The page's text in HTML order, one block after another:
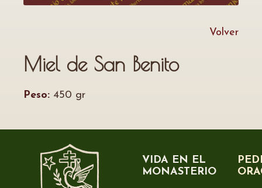
Volver
Miel de San Benito
Peso: 450 gr
VIDA EN EL
MONASTERIO